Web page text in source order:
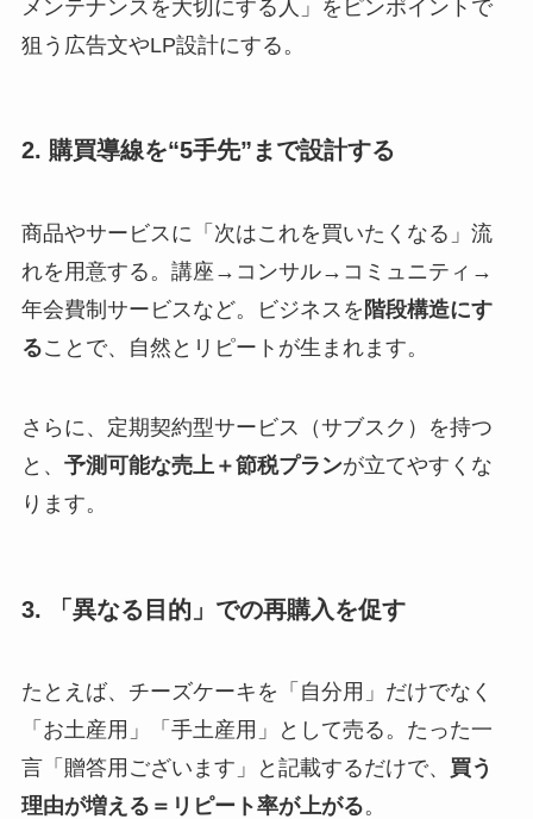
メンテナンスを大切にする人」をピンポイントで
狙う広告文やLP設計にする。
2. 購買導線を“5手先”まで設計する
商品やサービスに「次はこれを買いたくなる」流
れを用意する。講座→コンサル→コミュニティ→
年会費制サービスなど。ビジネスを 階段構造にす
ることで、自然とリピートが生まれます。
さらに、定期契約型サービス（サブスク）を持つ
と、 予測可能な売上＋節税プランが立てやすくな
ります。
3. 「異なる目的」での再購入を促す
たとえば、チーズケーキを「自分用」だけでなく
「お土産用」「手土産用」として売る。たった一
言「贈答用ございます」と記載するだけで、 買う
理由が増える＝リピート率が上がる。